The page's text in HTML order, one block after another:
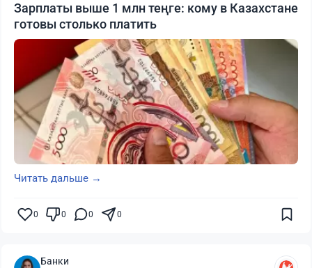
Зарплаты выше 1 млн теңге: кому в Казахстане
готовы столько платить
Читать дальше →
0 0 0 0
Банки